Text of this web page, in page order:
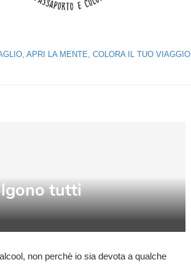
APRI LA MENTE, COLORA IL TUO VIAGGIO
tutti
non perchè io sia devota a qualche